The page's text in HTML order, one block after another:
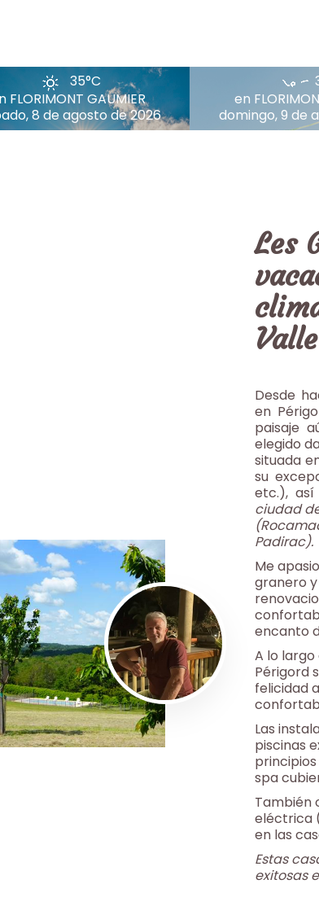
35°C
FLORIMONT GAUMIER
8 de agosto de 2026
en
domingo, 9 de
Les
Desde
en
paisaje
elegido
situada
su
etc.), así
ciudad
Padirac).
Me
granero
encanto
A lo
Périgord
felicidad
Las
piscinas
spa
También
eléctrica
en las
Estas
exitosas